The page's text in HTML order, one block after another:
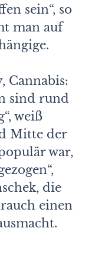
sein“, so
man auf
Cannabis:
sind rund
weiß
Mitte der
war,
die
einen